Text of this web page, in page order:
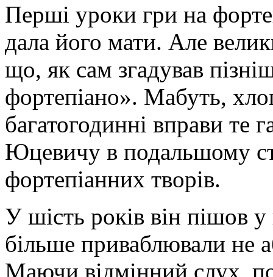
Перші уроки гри на
дала його мати. Але
що, як сам згадував
фортепіано». Мабуть,
багатогодинні вправи те
Юцевичу в подальшому
фортепіанних творів.
У шість років він пішов
більше приваблювали не
Маючи відмінний слух,